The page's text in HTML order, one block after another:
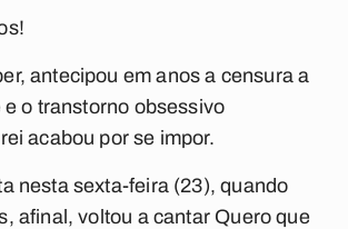
antecipou em anos a censura a
o transtorno obsessivo
acabou por se impor.
nesta sexta-feira (23), quando
afinal, voltou a cantar Quero que